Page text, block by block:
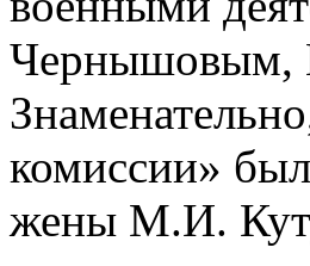
Чернышовым,
комиссии»
жены М.И.